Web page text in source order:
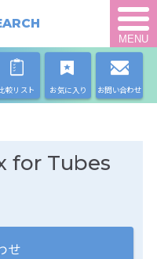
MENU
較リスト お気に入り お問い合わせ
for Tubes
せ